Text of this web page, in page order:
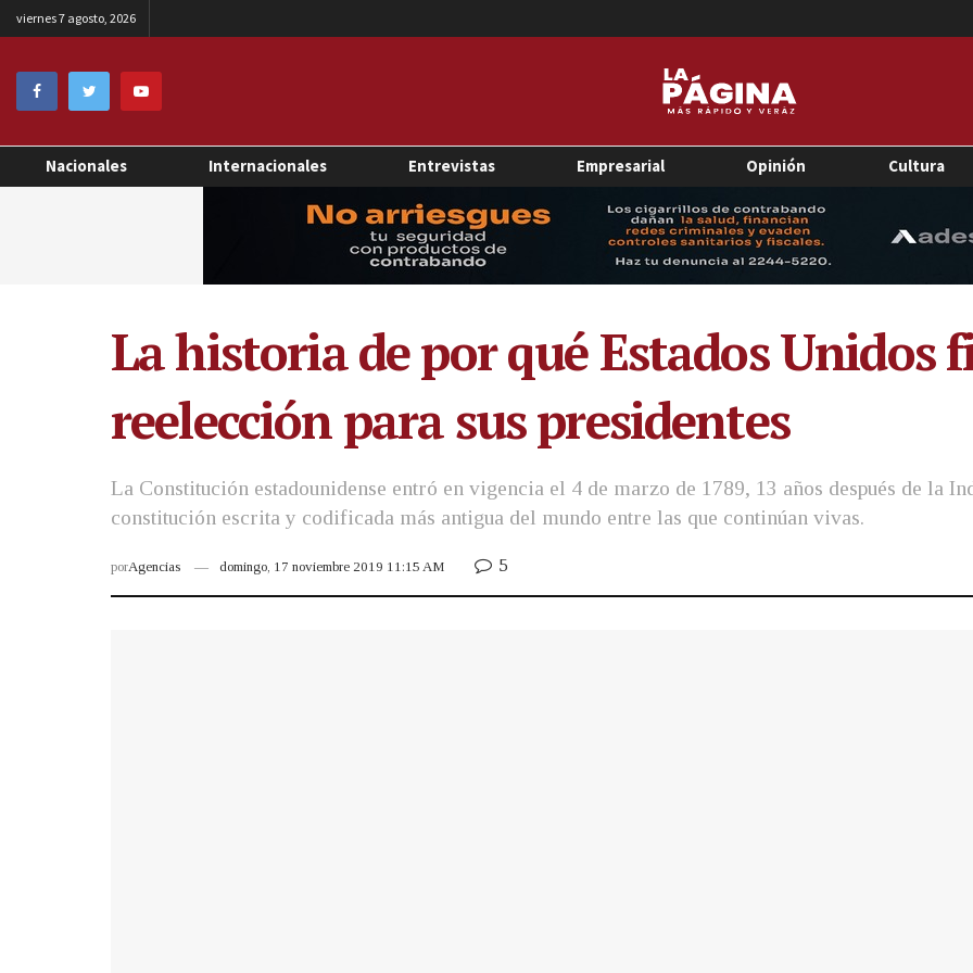
viernes 7 agosto, 2026
Nacionales Internacionales Entrevistas Empresarial Opinión Cultura
La historia de por qué Estados Unidos
reelección para sus presidentes
La Constitución estadounidense entró en vigencia el 4 de marzo de 1789, 13 años después de la
constitución escrita y codificada más antigua del mundo entre las que continúan vivas.
porAgencias domingo, 17 noviembre 2019 11:15 AM 5